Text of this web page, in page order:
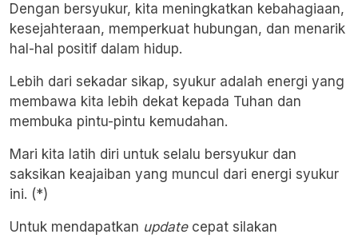
Dengan bersyukur, kita meningkatkan kebahagiaan,
kesejahteraan, memperkuat hubungan, dan menarik
hal-hal positif dalam hidup.
Lebih dari sekadar sikap, syukur adalah energi yang
membawa kita lebih dekat kepada Tuhan dan
membuka pintu-pintu kemudahan.
Mari kita latih diri untuk selalu bersyukur dan
saksikan keajaiban yang muncul dari energi syukur
ini. (*)
Untuk mendapatkan updatecepat silakan